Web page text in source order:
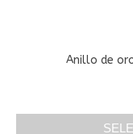
Anillo de